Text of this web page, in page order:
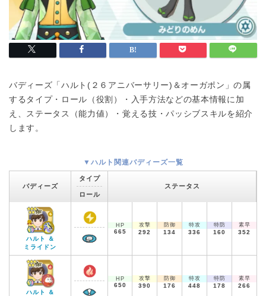
バディーズ「ハルト(２６アニバーサリー)＆オーガポン」の属
するタイプ・ロール（役割）・入手方法などの基本情報に加
え、ステータス（能力値）・覚える技・パッシブスキルを紹介
します。
▼ハルト関連バディーズ一覧
バディーズ
タイプ
ロール
ステータス
ハルト ＆
ミライドン
HP
665
攻撃
292
防御
134
特攻
336
特防
160
素早
352
ハルト ＆
HP
650
攻撃
390
防御
176
特攻
448
特防
178
素早
266